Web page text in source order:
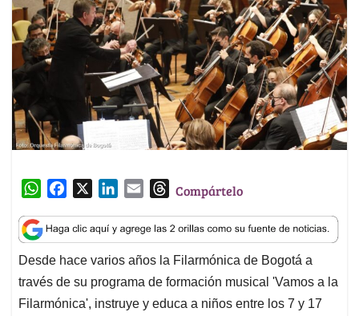
W
a
t
s
A
p
c
e
b
o
o
n
k
e
d
I
a
i
l
T
r
e
a
d
s
Compártelo
Desde hace varios años la Filarmónica de Bogotá a
través de su programa de formación musical 'Vamos a la
Filarmónica', instruye y educa a niños entre los 7 y 17